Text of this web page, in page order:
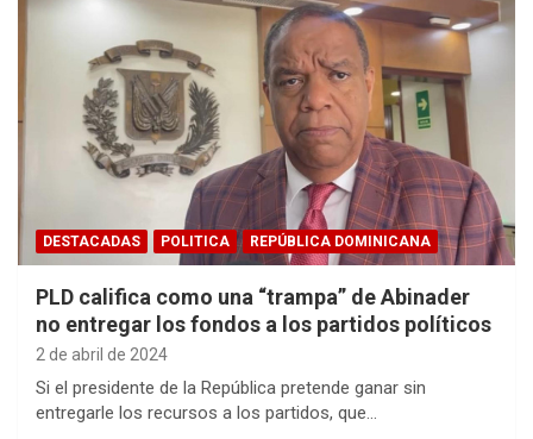
DESTACADAS POLITICA REPÚBLICA DOMINICANA
PLD califica como una “trampa” de Abinader
no entregar los fondos a los partidos políticos
2 de abril de 2024
Si el presidente de la República pretende ganar sin
entregarle los recursos a los partidos, que…